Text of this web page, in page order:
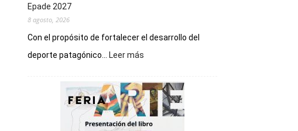
Epade 2027
8 agosto, 2026
Con el propósito de fortalecer el desarrollo del
deporte patagónico...
Leer más
sede
del
cierre
general